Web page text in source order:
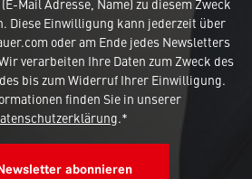
Mail Adresse, Name) zu diesem Zweck
Diese Einwilligung kann jederzeit über
oder am Ende jedes Newsletters
verarbeiten Ihre Daten zum Zweck des
bis zum Widerruf Ihrer Einwilligung.
finden Sie in unserer
.*
abonnieren